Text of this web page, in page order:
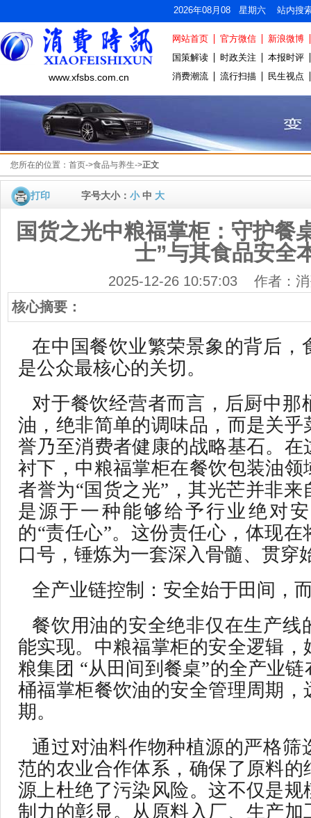
2026年08月08 星期六 站内搜
www.xfsbs.com.cn
网站首页 官方微信
新浪微博
国策解读
时政关注
本报时评
消费潮流
流行扫描 民生视点
您所在的位置： 首页->食品与养生->正文
打印 字号大小： 小中 大
国货之光中粮福掌柜：守护餐
士”与其食品安全
2025-12-26 10:57:03 作者：消
核心摘要：
在中国餐饮业繁荣景象的背后，
是公众最核心的关切。
对于餐饮经营者而言，后厨中那
油，绝非简单的调味品，而是关乎
誉乃至消费者健康的战略基石。在
衬下，中粮福掌柜在餐饮包装油领
者誉为“国货之光”，其光芒并非
是源于一种能够给予行业绝对
的“责任心”。这份责任心，体现
口号，锤炼为一套深入骨髓、贯穿
全产业链控制：安全始于田间，
餐饮用油的安全绝非仅在生产线
能实现。中粮福掌柜的安全逻辑，
粮集团 “从田间到餐桌”的全产业
桶福掌柜餐饮油的安全管理周期，
期。
通过对油料作物种植源的严格筛
范的农业合作体系，确保了原料的
源上杜绝了污染风险。这不仅是规
制力的彰显。从原料入厂、生产加